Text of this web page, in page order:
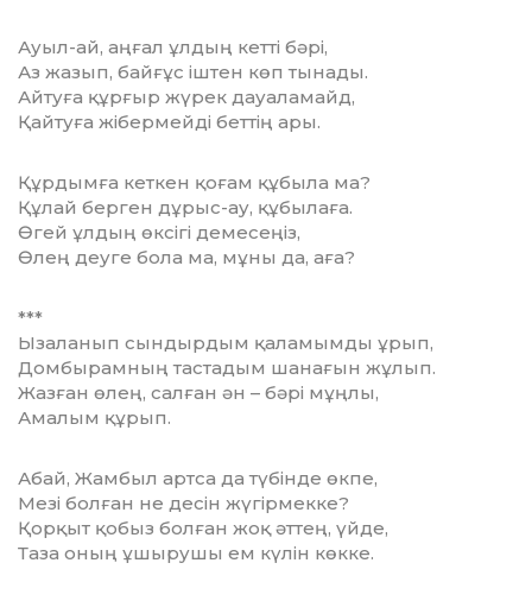
Ауыл-ай, аңғал ұлдың кетті бәрі,
Аз жазып, байғұс іштен көп тынады.
Айтуға құрғыр жүрек дауаламайд,
Қайтуға жібермейді беттің ары.
Құрдымға кеткен қоғам құбыла ма?
Құлай берген дұрыс-ау, құбылаға.
Өгей ұлдың өксігі демесеңіз,
Өлең деуге бола ма, мұны да, аға?
***
Ызаланып сындырдым қаламымды ұрып,
Домбырамның тастадым шанағын жұлып.
Жазған өлең, салған ән – бәрі мұңлы,
Амалым құрып.
Абай, Жамбыл артса да түбінде өкпе,
Мезі болған не десін жүгірмекке?
Қорқыт қобыз болған жоқ әттең, үйде,
Таза оның ұшырушы ем күлін көкке.